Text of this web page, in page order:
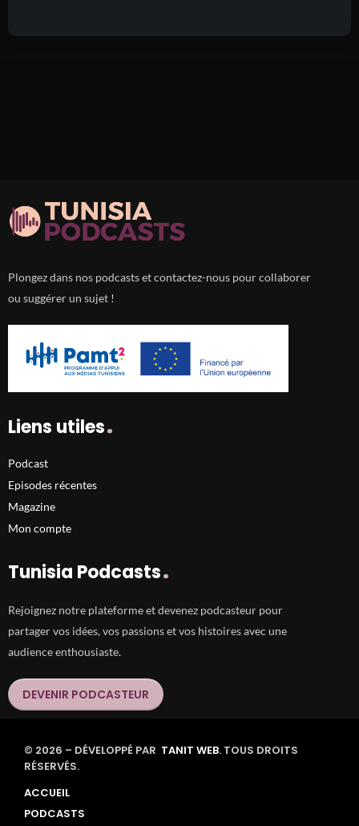
Plongez dans nos podcasts et contactez-nous pour collaborer
ou suggérer un sujet !
Liens utiles
Podcast
Episodes récentes
Magazine
Mon compte
Tunisia Podcasts
Rejoignez notre plateforme et devenez podcasteur pour
partager vos idées, vos passions et vos histoires avec une
audience enthousiaste.
DEVENIR PODCASTEUR
© 2026 – DÉVELOPPÉ PAR TANIT WEB. TOUS DROITS
RÉSERVÉS.
ACCUEIL
PODCASTS